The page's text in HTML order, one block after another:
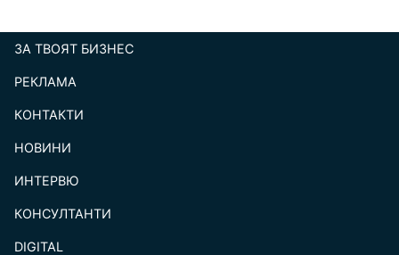
ЗА ТВОЯТ БИЗНЕС
РЕКЛАМА
КОНТАКТИ
footer_statii
НОВИНИ
ИНТЕРВЮ
КОНСУЛТАНТИ
DIGITAL